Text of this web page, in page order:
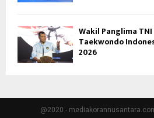
Wakil Panglima
Taekwondo
2026
@2020 -